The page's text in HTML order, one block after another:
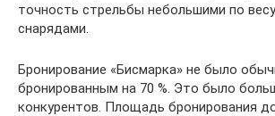
точность стрельбы небольшими по
снарядами.
Бронирование «Бисмарка» не было
бронированным на 70 %. Это было
конкурентов. Площадь бронирования